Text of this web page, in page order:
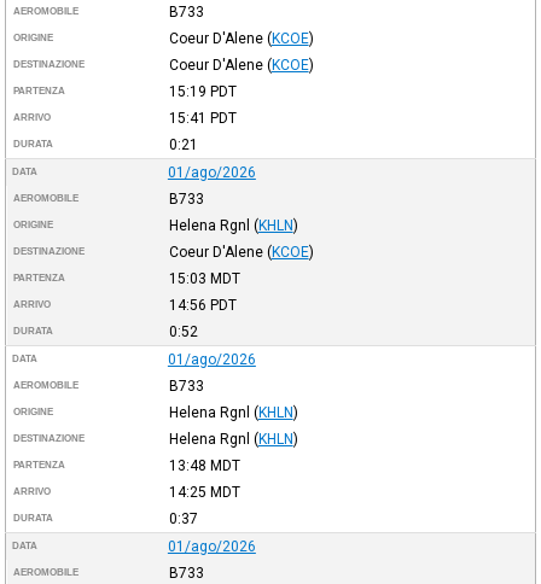
AEROMOBILE B733
ORIGINE Coeur D'Alene (KCOE)
DESTINAZIONE Coeur D'Alene (KCOE)
PARTENZA 15:19 PDT
ARRIVO 15:41 PDT
DURATA 0:21
DATA 01/ago/2026
AEROMOBILE B733
ORIGINE Helena Rgnl (KHLN)
DESTINAZIONE Coeur D'Alene (KCOE)
PARTENZA 15:03 MDT
ARRIVO 14:56 PDT
DURATA 0:52
DATA 01/ago/2026
AEROMOBILE B733
ORIGINE Helena Rgnl (KHLN)
DESTINAZIONE Helena Rgnl (KHLN)
PARTENZA 13:48 MDT
ARRIVO 14:25 MDT
DURATA 0:37
DATA 01/ago/2026
AEROMOBILE B733